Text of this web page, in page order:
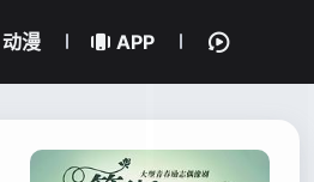
动漫 APP